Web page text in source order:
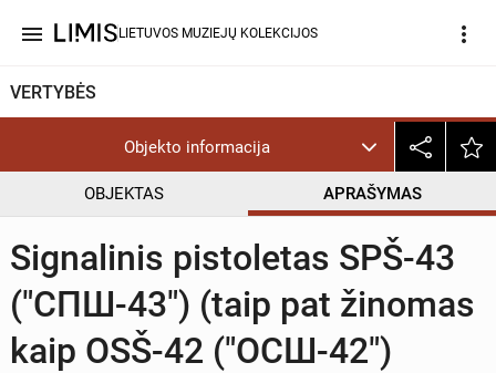
menu LIETUVOS MUZIEJŲ KOLEKCIJOS more_vert
VERTYBĖS
Objekto informacija
OBJEKTAS APRAŠYMAS
Signalinis pistoletas SPŠ-43
("СПШ-43") (taip pat žinomas
kaip OSŠ-42 ("ОСШ-42")